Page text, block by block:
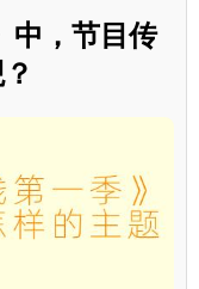
中，节目传